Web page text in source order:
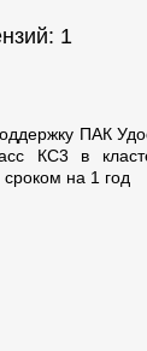
1
ПАК
КС3 в
на 1 год